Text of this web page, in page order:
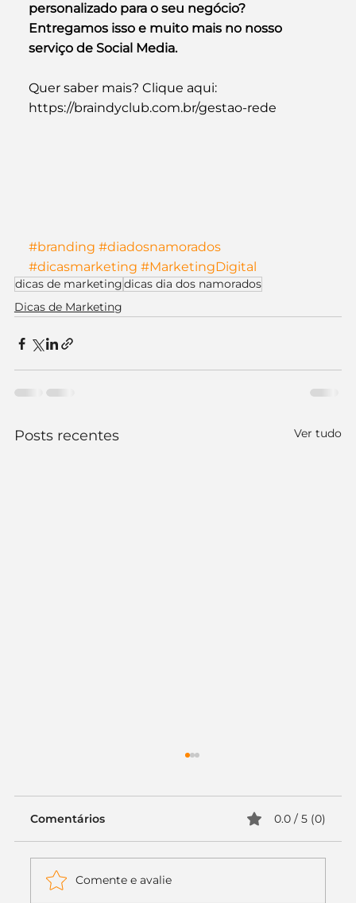
personalizado para o seu negócio?
Entregamos isso e muito mais no nosso
serviço de Social Media.
Quer saber mais? Clique aqui:
https://braindyclub.com.br/gestao-rede
#branding #diadosnamorados
#dicasmarketing #MarketingDigital
dicas de marketingdicas dia dos namorados
Dicas de Marketing
Posts recentes Ver tudo
Comentários 0.0 / 5 (0)
Comente e avalie